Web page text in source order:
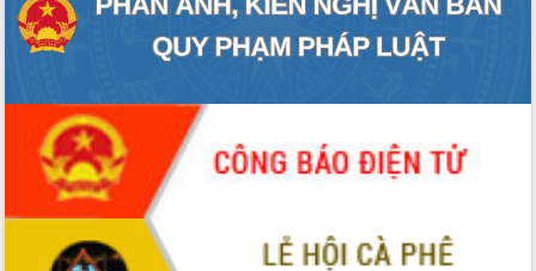
2026
Đắk Lắk tập trung toàn lực khắc phục
Đoàn thanh tra EC
Chủ tịch UBND tỉnh Tạ Anh Tuấn thăm,
chúc mừng các bệnh viện nhân Ngày
Thầy thuốc Việt Nam
Rộn ràng lễ hội truyền thống Sông
nước Đà Nông lần thứ I năm 2026
Kỳ họp Chuyên đề lần thứ Năm, HĐND